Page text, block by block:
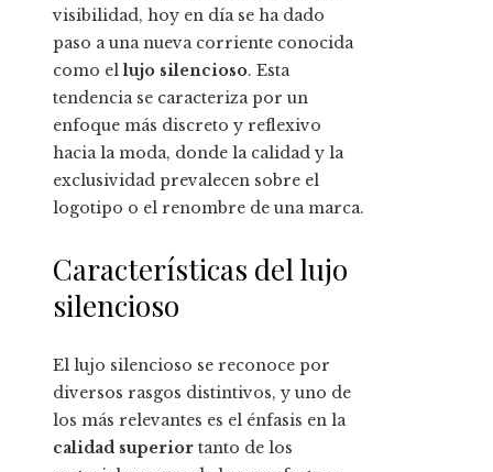
visibilidad, hoy en día se ha dado
paso a una nueva corriente conocida
como ellujo silencioso. Esta
tendencia se caracteriza por un
enfoque más discreto y reflexivo
hacia la moda, donde la calidad y la
exclusividad prevalecen sobre el
logotipo o el renombre de una marca.
Características del lujo
silencioso
El lujo silencioso se reconoce por
diversos rasgos distintivos, y uno de
los más relevantes es el énfasis en la
calidad superior tanto de los